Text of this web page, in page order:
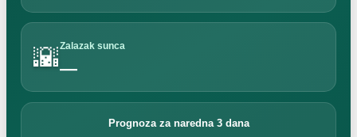
🌇Zalazak sunca
—
Prognoza za naredna 3 dana